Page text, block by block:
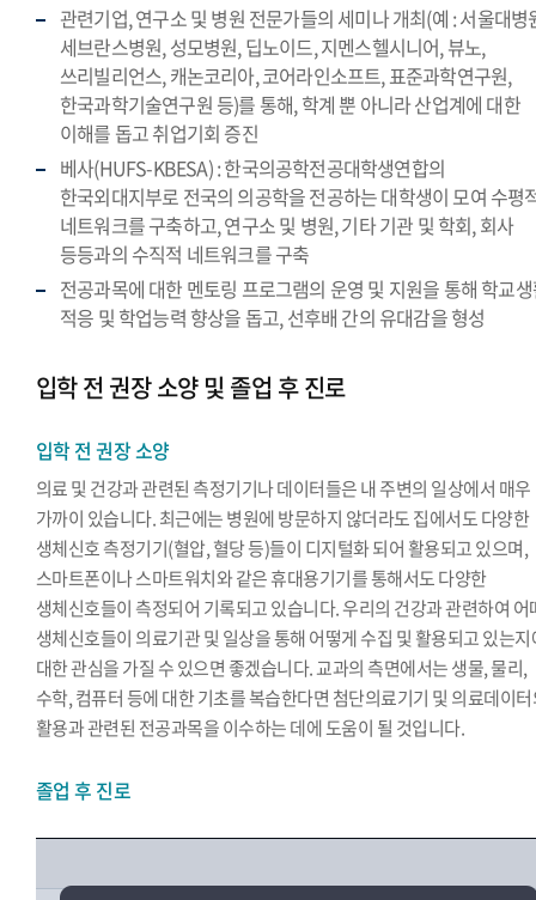
관련기업, 연구소 및 병원 전문가들의 세미나 개최(예 : 서울대병
세브란스병원, 성모병원, 딥노이드, 지멘스헬시니어, 뷰노,
쓰리빌리언스, 캐논코리아, 코어라인소프트, 표준과학연구원,
한국과학기술연구원 등)를 통해, 학계 뿐 아니라 산업계에 대한
이해를 돕고 취업기회 증진
베사(HUFS-KBESA) : 한국의공학전공대학생연합의
한국외대지부로 전국의 의공학을 전공하는 대학생이 모여 수평
네트워크를 구축하고, 연구소 및 병원, 기타 기관 및 학회, 회사
등등과의 수직적 네트워크를 구축
전공과목에 대한 멘토링 프로그램의 운영 및 지원을 통해 학교
적응 및 학업능력 향상을 돕고, 선후배 간의 유대감을 형성
입학 전 권장 소양 및 졸업 후 진로
입학 전 권장 소양
의료 및 건강과 관련된 측정기기나 데이터들은 내 주변의 일상에서 매우
가까이 있습니다. 최근에는 병원에 방문하지 않더라도 집에서도 다양한
생체신호 측정기기(혈압, 혈당 등)들이 디지털화 되어 활용되고 있으며,
스마트폰이나 스마트워치와 같은 휴대용기기를 통해서도 다양한
생체신호들이 측정되어 기록되고 있습니다. 우리의 건강과 관련하여 어
생체신호들이 의료기관 및 일상을 통해 어떻게 수집 및 활용되고 있는
대한 관심을 가질 수 있으면 좋겠습니다. 교과의 측면에서는 생물, 물리,
수학, 컴퓨터 등에 대한 기초를 복습한다면 첨단의료기기 및 의료데이
활용과 관련된 전공과목을 이수하는 데에 도움이 될 것입니다.
졸업 후 진로